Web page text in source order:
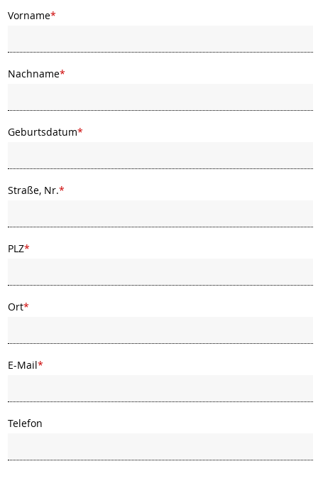
Vorname*
Nachname*
Geburtsdatum*
Straße, Nr.*
PLZ*
Ort*
E-Mail*
Telefon